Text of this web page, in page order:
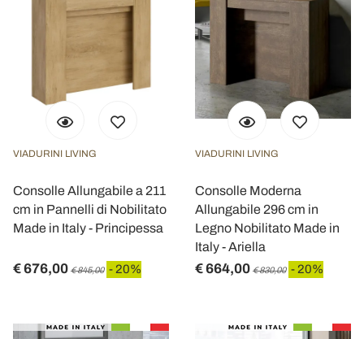
VIADURINI LIVING
Consolle Allungabile a 211
cm in Pannelli di Nobilitato
Made in Italy - Principessa
€ 676,00 € 845,00 - 20%
VIADURINI LIVING
Consolle Moderna
Allungabile 296 cm in
Legno Nobilitato Made in
Italy - Ariella
€ 664,00 € 830,00 - 20%